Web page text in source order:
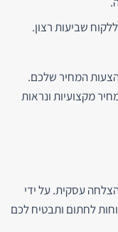
שביעות רצון.
הצעות המחיר שלכם.
מקצועיות ונראות
עסקית. על ידי
לחתום ותבטיח לכם